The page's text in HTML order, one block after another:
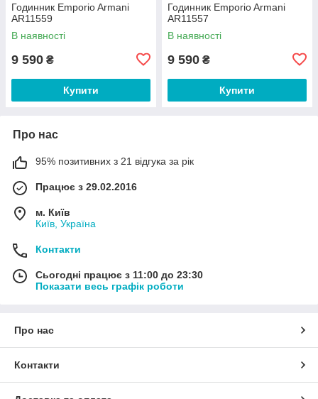
Годинник Emporio Armani
AR11559
В наявності
9 590 ₴
Купити
Годинник Emporio Armani
AR11557
В наявності
9 590 ₴
Купити
Про нас
95% позитивних з 21 відгука за рік
Працює з 29.02.2016
м. Київ
Київ, Україна
Контакти
Сьогодні працює з 11:00 до 23:30
Показати весь графік роботи
Про нас
Контакти